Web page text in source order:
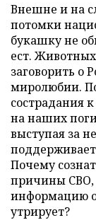
Внешне и на
потомки
букашку не
ест.
заговорить о
миролюбии.
сострадания
на наших
выступая за
Почему
причины СВО,
информацию о
утрирует?